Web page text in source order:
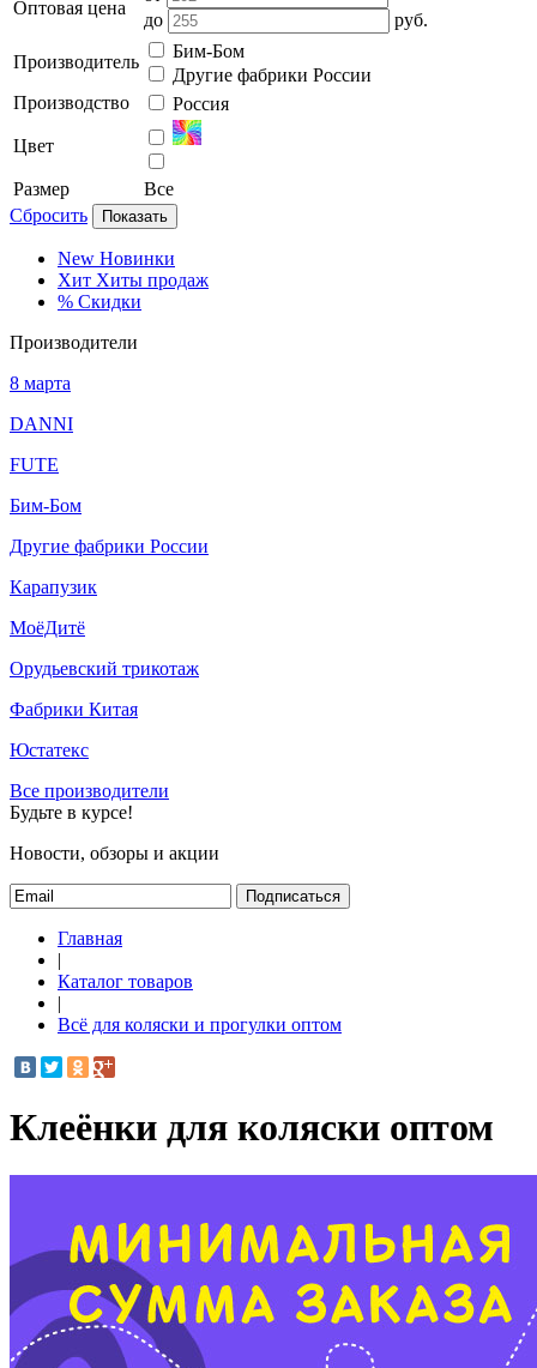
Оптовая цена
до
руб.
Производитель
Бим-Бом
Другие фабрики России
Производство
Россия
Цвет
Размер
Все
Сбросить
Показать
New Новинки
Хит Хиты продаж
% Скидки
Производители
8 марта
DANNI
FUTE
Бим-Бом
Другие фабрики России
Карапузик
МоёДитё
Орудьевский трикотаж
Фабрики Китая
Юстатекс
Все производители
Будьте в курсе!
Новости, обзоры и акции
Подписаться
Главная
|
Каталог товаров
|
Всё для коляски и прогулки оптом
Клеёнки для коляски оптом